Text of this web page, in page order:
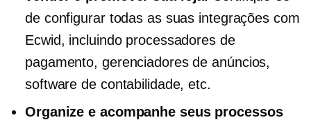
de configurar todas as suas integrações com
Ecwid, incluindo processadores de
pagamento, gerenciadores de anúncios,
software de contabilidade, etc.
Organize e acompanhe seus processos